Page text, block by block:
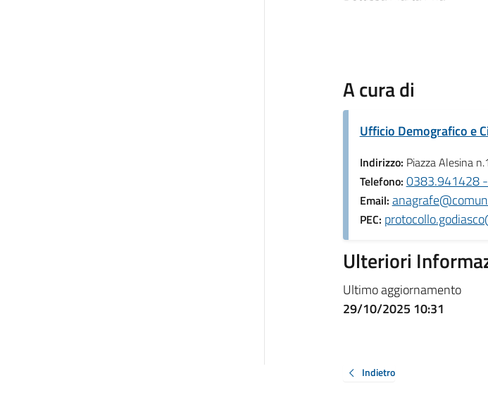
A cura di
Ufficio Demografico e
Indirizzo: Piazza Alesina n.1
Telefono: 0383.941428
Email:
PEC:
Ulteriori
Ultimo aggiornamento
29/10/2025 10:31
Indietro